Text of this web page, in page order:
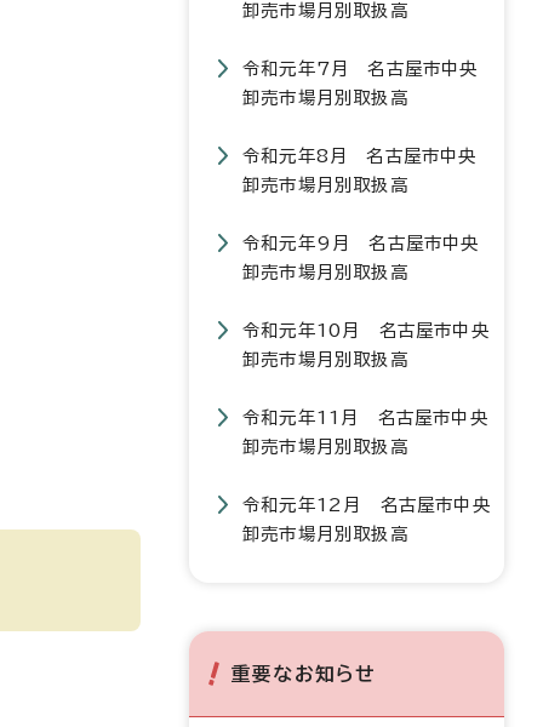
卸売市場月別取扱高
令和元年7月 名古屋市中央
卸売市場月別取扱高
令和元年8月 名古屋市中央
卸売市場月別取扱高
令和元年9月 名古屋市中央
卸売市場月別取扱高
令和元年10月 名古屋市中央
卸売市場月別取扱高
令和元年11月 名古屋市中央
卸売市場月別取扱高
令和元年12月 名古屋市中央
卸売市場月別取扱高
重要なお知らせ